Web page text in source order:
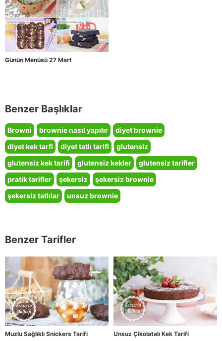
Günün Menüsü 27 Mart
Benzer Başlıklar
Browni brownie nasıl yapılır
diyet brownie
diyet kek tarfi
diyet tatlı tarifi
glutensiz
glutensiz kek tarifi
glutensiz kekler
glutensiz tarifler
pratik tarifler
şekersiz
şekersiz brownie
şekersiz tatlılar
unsuz brownie
Benzer Tarifler
Muzlu Sağlıklı Snickers Tarifi Unsuz Çikolatalı Kek Tarifi